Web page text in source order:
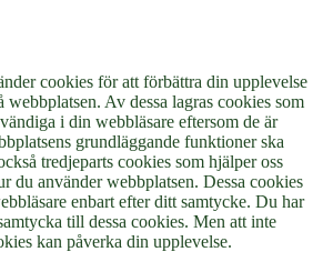
cookies för att förbättra din upplevelse
webbplatsen. Av dessa lagras cookies som
i din webbläsare eftersom de är
grundläggande funktioner ska
tredjeparts cookies som hjälper oss
du använder webbplatsen. Dessa cookies
enbart efter ditt samtycke. Du har
till dessa cookies. Men att inte
kan påverka din upplevelse.